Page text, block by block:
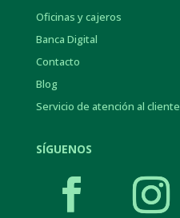
Oficinas y cajeros
Banca Digital
Contacto
Blog
Servicio de atención al cliente
SÍGUENOS